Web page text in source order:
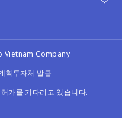
Vietnam Company
획투자처 발급
가를 기다리고 있습니다.